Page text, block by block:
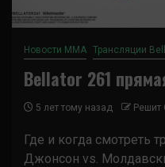
Новости ММА Трансляции
Bellator 261
5 лет тому назад Решит
Где и когда смотреть
Джонсон vs.